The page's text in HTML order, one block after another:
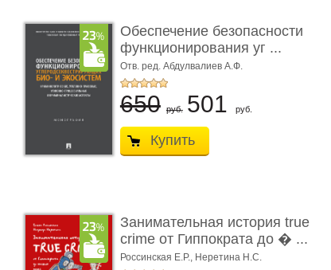
Обеспечение безопасности
функционирования уг ...
Отв. ред. Абдулвалиев А.Ф.
650 руб. 501 руб.
Купить
Занимательная история true
crime от Гиппократа до � ...
Россинская Е.Р., Неретина Н.С.